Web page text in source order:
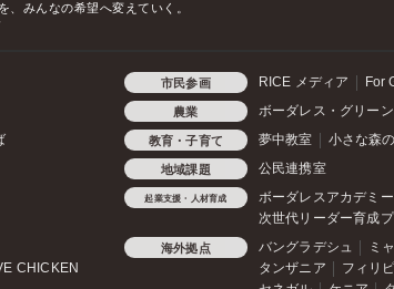
、みんなの希望へ変えていく。
市民参画 RICE メディア For
農業 ボーダレス・グリー
教育・子育て 夢中教室 小さな森
地域課題 公民連携室
起業支援・人材育成
ボーダレスアカデミー
次世代リーダー育成
CHICKEN
海外拠点 バングラデシュ ミ
タンザニア
フィリ